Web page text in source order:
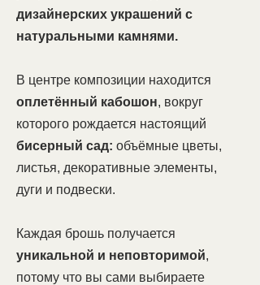
дизайнерских украшений с
натуральными камнями.
В центре композиции находится
оплетённый кабошон, вокруг
которого рождается настоящий
бисерный сад: объёмные цветы,
листья, декоративные элементы,
дуги и подвески.
Каждая брошь получается
уникальной и неповторимой,
потому что вы сами выбираете